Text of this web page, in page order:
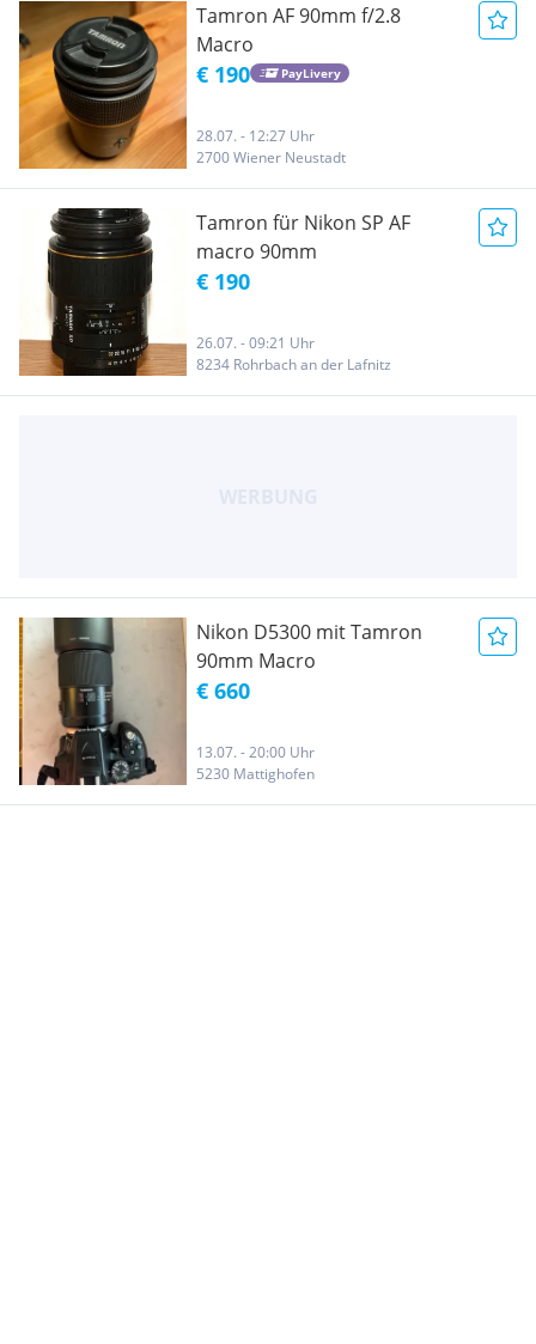
Tamron AF 90mm f/2.8
Macro
€ 190 PayLivery
28.07. - 12:27 Uhr
2700 Wiener Neustadt
Tamron für Nikon SP AF
macro 90mm
€ 190
26.07. - 09:21 Uhr
8234 Rohrbach an der Lafnitz
Nikon D5300 mit Tamron
90mm Macro
€ 660
13.07. - 20:00 Uhr
5230 Mattighofen